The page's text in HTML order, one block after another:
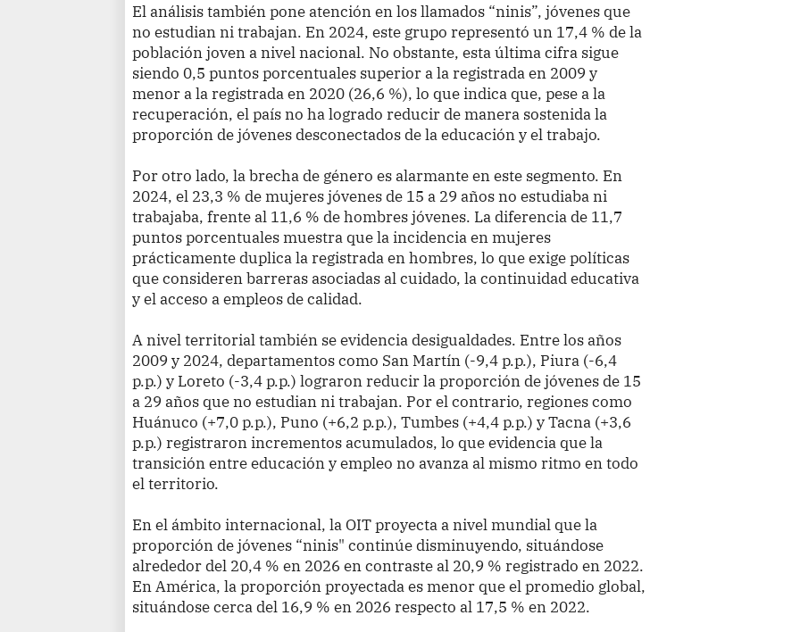
El análisis también pone atención en los llamados “ninis”, jóvenes que
no estudian ni trabajan. En 2024, este grupo representó un 17,4 % de la
población joven a nivel nacional. No obstante, esta última cifra sigue
siendo 0,5 puntos porcentuales superior a la registrada en 2009 y
menor a la registrada en 2020 (26,6 %), lo que indica que, pese a la
recuperación, el país no ha logrado reducir de manera sostenida la
proporción de jóvenes desconectados de la educación y el trabajo.
Por otro lado, la brecha de género es alarmante en este segmento. En
2024, el 23,3 % de mujeres jóvenes de 15 a 29 años no estudiaba ni
trabajaba, frente al 11,6 % de hombres jóvenes. La diferencia de 11,7
puntos porcentuales muestra que la incidencia en mujeres
prácticamente duplica la registrada en hombres, lo que exige políticas
que consideren barreras asociadas al cuidado, la continuidad educativa
y el acceso a empleos de calidad.
A nivel territorial también se evidencia desigualdades. Entre los años
2009 y 2024, departamentos como San Martín (-9,4 p.p.), Piura (-6,4
p.p.) y Loreto (-3,4 p.p.) lograron reducir la proporción de jóvenes de 15
a 29 años que no estudian ni trabajan. Por el contrario, regiones como
Huánuco (+7,0 p.p.), Puno (+6,2 p.p.), Tumbes (+4,4 p.p.) y Tacna (+3,6
p.p.) registraron incrementos acumulados, lo que evidencia que la
transición entre educación y empleo no avanza al mismo ritmo en todo
el territorio.
En el ámbito internacional, la OIT proyecta a nivel mundial que la
proporción de jóvenes “ninis" continúe disminuyendo, situándose
alrededor del 20,4 % en 2026 en contraste al 20,9 % registrado en 2022.
En América, la proporción proyectada es menor que el promedio global,
situándose cerca del 16,9 % en 2026 respecto al 17,5 % en 2022.